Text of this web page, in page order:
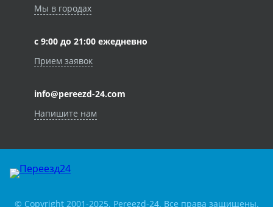
Мы в городах
с 9:00 до 21:00 ежедневно
Прием заявок
info@pereezd-24.com
Напишите нам
© Copyright 2001-2025. Pereezd-24. Все права защищены.